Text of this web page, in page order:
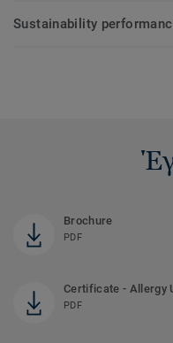
Sustainability
Brochure
PDF
Certificate - Allergy
PDF